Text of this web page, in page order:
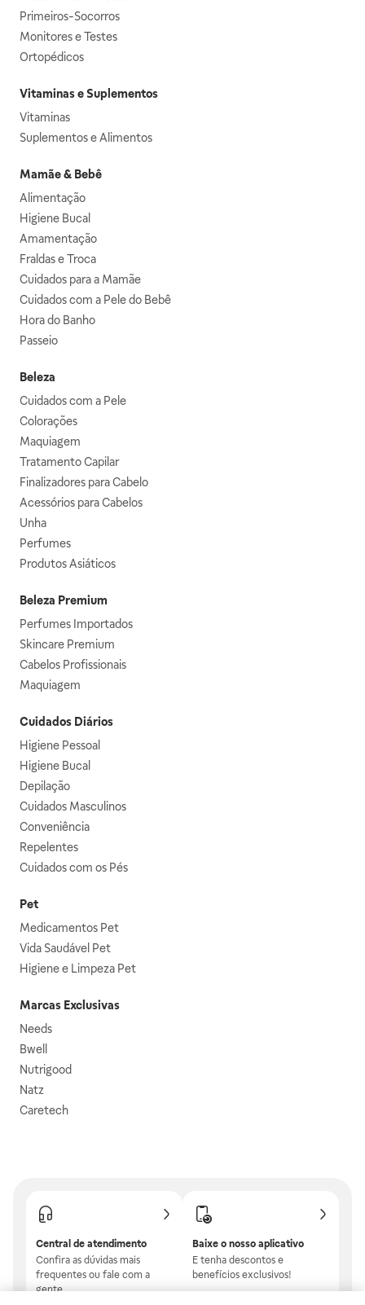
Primeiros-Socorros
Monitores e Testes
Ortopédicos
Vitaminas e Suplementos
Vitaminas
Suplementos e Alimentos
Mamãe & Bebê
Alimentação
Higiene Bucal
Amamentação
Fraldas e Troca
Cuidados para a Mamãe
Cuidados com a Pele do Bebê
Hora do Banho
Passeio
Beleza
Cuidados com a Pele
Colorações
Maquiagem
Tratamento Capilar
Finalizadores para Cabelo
Acessórios para Cabelos
Unha
Perfumes
Produtos Asiáticos
Beleza Premium
Perfumes Importados
Skincare Premium
Cabelos Profissionais
Maquiagem
Cuidados Diários
Higiene Pessoal
Higiene Bucal
Depilação
Cuidados Masculinos
Conveniência
Repelentes
Cuidados com os Pés
Pet
Medicamentos Pet
Vida Saudável Pet
Higiene e Limpeza Pet
Marcas Exclusivas
Needs
Bwell
Nutrigood
Natz
Caretech
Central de atendimento
Confira as dúvidas mais
frequentes ou fale com a
gente.
Baixe o nosso aplicativo
E tenha descontos e
benefícios exclusivos!